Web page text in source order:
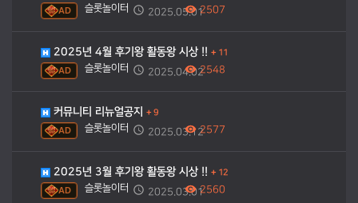
AD
슬롯놀이터 2025.05.012507
2025년 4월 후기왕 활동왕 시상 !! + 11
AD
슬롯놀이터 2025.04.022548
커뮤니티 리뉴얼공지 + 9
AD
슬롯놀이터 2025.03.122577
2025년 3월 후기왕 활동왕 시상 !! + 12
AD
슬롯놀이터 2025.03.012560